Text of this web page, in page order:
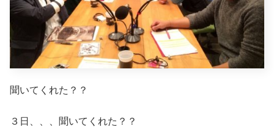
聞いてくれた？？
３日、、、聞いてくれた？？